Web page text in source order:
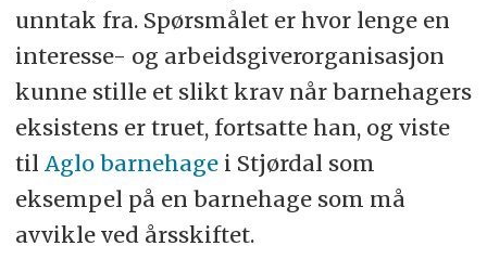
unntak fra. Spørsmålet er hvor lenge en
interesse- og arbeidsgiverorganisasjon
kunne stille et slikt krav når barnehagers
eksistens er truet, fortsatte han, og viste
til Aglo barnehagei Stjørdal som
eksempel på en barnehage som må
avvikle ved årsskiftet.